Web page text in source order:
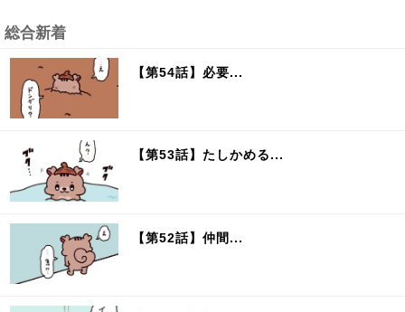
総合新着
【第54話】必要...
【第53話】たしかめる...
【第52話】仲間...